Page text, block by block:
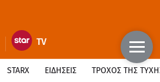
STARX ΕΙΔΉΣΕΙΣ ΤΡΟΧΌΣ ΤΗΣ